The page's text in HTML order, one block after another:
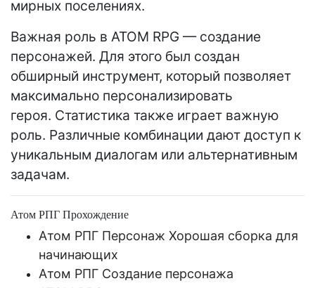
мирных поселениях.
Важная роль в ATOM RPG — создание
персонажей. Для этого был создан
обширный инструмент, который позволяет
максимально персонализировать
героя. Статистика также играет важную
роль. Различные комбинации дают доступ к
уникальным диалогам или альтернативным
задачам.
Атом РПГ Прохождение
Атом РПГ Персонаж Хорошая сборка для
начинающих
Атом РПГ Создание персонажа